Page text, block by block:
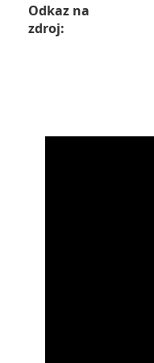
Odkaz na
zdroj: